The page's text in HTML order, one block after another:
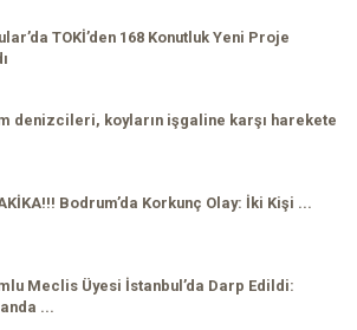
TOKİ’den 168 Konutluk Yeni Proje
denizcileri, koyların işgaline karşı harekete
Bodrum’da Korkunç Olay: İki Kişi ...
Meclis Üyesi İstanbul’da Darp Edildi:
...